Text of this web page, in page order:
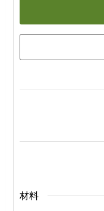
材料